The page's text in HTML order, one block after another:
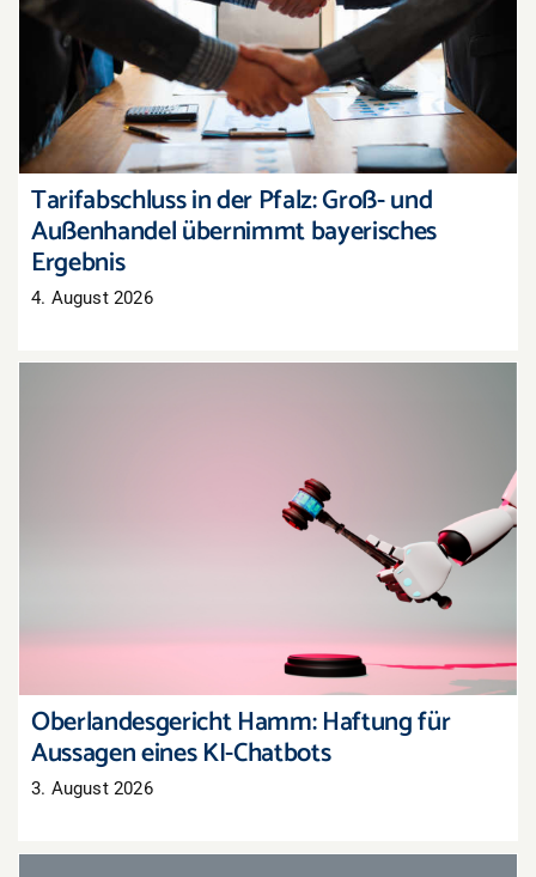
Tarifabschluss in der Pfalz: Groß- und
Außenhandel übernimmt bayerisches Ergebnis
Tarifabschluss in der Pfalz: Groß- und
Außenhandel übernimmt bayerisches
Ergebnis
4. August 2026
Oberlandesgericht Hamm: Haftung für
Aussagen eines KI-Chatbots
Oberlandesgericht Hamm: Haftung für
Aussagen eines KI-Chatbots
3. August 2026